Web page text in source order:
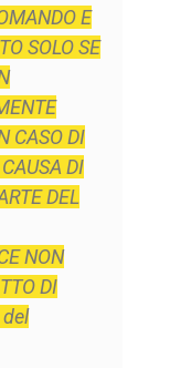
E
SOLO SE
CASO DI
DI
DEL
NON
DI